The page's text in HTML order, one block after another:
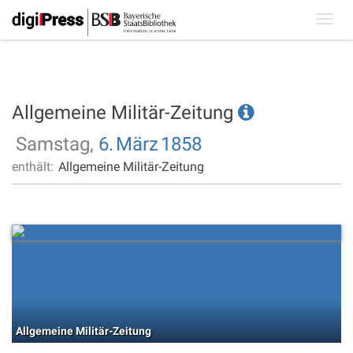
Allgemeine Militär-Zeitung
Samstag, 6. März 1858
enthält: Allgemeine Militär-Zeitung
Allgemeine Militär-Zeitung